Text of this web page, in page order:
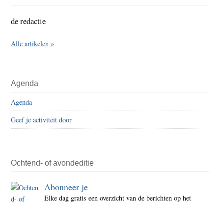
de redactie
Alle artikelen »
Agenda
Agenda
Geef je activiteit door
Ochtend- of avondeditie
Abonneer je
Elke dag gratis een overzicht van de berichten op het